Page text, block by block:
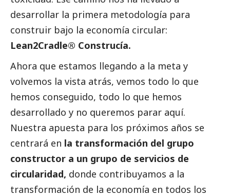
desarrollar la primera metodología para
construir bajo la economía circular:
Lean2Cradle® Construcía.
Ahora que estamos llegando a la meta y
volvemos la vista atrás, vemos todo lo que
hemos conseguido, todo lo que hemos
desarrollado y no queremos parar aquí.
Nuestra apuesta para los próximos años se
centrará en la transformación del grupo
constructor a un grupo de servicios de
circularidad, donde contribuyamos a la
transformación de la economía en todos los